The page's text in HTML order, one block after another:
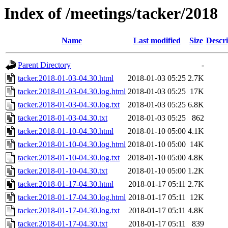
Index of /meetings/tacker/2018
Name Last modified Size
Parent Directory
-
tacker.2018-01-03-04.30.html
2018-01-03 05:25 2.7K
tacker.2018-01-03-04.30.log.html 2018-01-03 05:25 17K
tacker.2018-01-03-04.30.log.txt
2018-01-03 05:25 6.8K
tacker.2018-01-03-04.30.txt
2018-01-03 05:25
862
tacker.2018-01-10-04.30.html
2018-01-10 05:00 4.1K
tacker.2018-01-10-04.30.log.html 2018-01-10 05:00 14K
tacker.2018-01-10-04.30.log.txt
2018-01-10 05:00 4.8K
tacker.2018-01-10-04.30.txt
2018-01-10 05:00 1.2K
tacker.2018-01-17-04.30.html
2018-01-17 05:11 2.7K
tacker.2018-01-17-04.30.log.html 2018-01-17 05:11 12K
tacker.2018-01-17-04.30.log.txt
2018-01-17 05:11 4.8K
tacker.2018-01-17-04.30.txt
2018-01-17 05:11
839